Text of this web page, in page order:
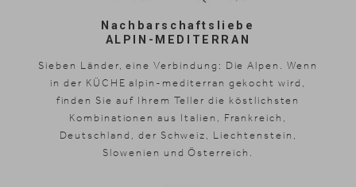
Nachbarschaftsliebe
ALPIN-MEDITERRAN
Sieben Länder, eine Verbindung: Die Alpen. Wenn
in der KÜCHE alpin-mediterran gekocht wird,
finden Sie auf Ihrem Teller die köstlichsten
Kombinationen aus Italien, Frankreich,
Deutschland, der Schweiz, Liechtenstein,
Slowenien und Österreich.